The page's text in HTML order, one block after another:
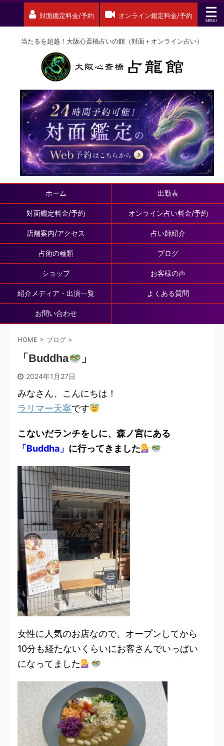
対面鑑定料金/予約 オンライン鑑定料金/予約
当たるを超越！大阪心斎橋占いの館（対面＋オンライン占い）
ホーム 出勤表
対面鑑定料金/予約 オンライン占い料金/予約
店舗案内/アクセス 占い師紹介
占術の種類 ブログ
ショップ お客様の声
紹介メディア・出演一覧 よくある質問
お問い合わせ
HOME > ブログ >
「Buddha 」
2024年1月27日
みなさん、こんにちは！
ラリマー天寧です
こないだランチをしに、森ノ宮にある
「Buddha」 に行ってきました
女性に人気のお店なので、オープンしてから
10分も経たないくらいにお客さんでいっぱい
になってました